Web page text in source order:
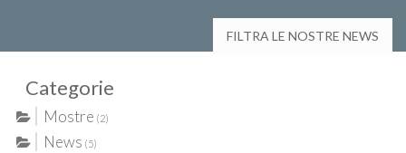
FILTRA LE NOSTRE NEWS
Categorie
Mostre (2)
News (5)